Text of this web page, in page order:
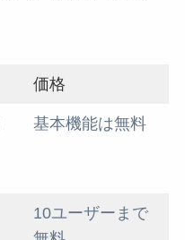
価格
基本機能は無料
10ユーザーまで